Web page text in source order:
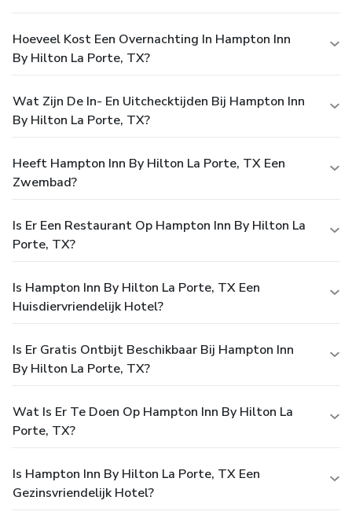
Hoeveel Kost Een Overnachting In Hampton Inn
By Hilton La Porte, TX?
Wat Zijn De In- En Uitchecktijden Bij Hampton Inn
By Hilton La Porte, TX?
Heeft Hampton Inn By Hilton La Porte, TX Een
Zwembad?
Is Er Een Restaurant Op Hampton Inn By Hilton La
Porte, TX?
Is Hampton Inn By Hilton La Porte, TX Een
Huisdiervriendelijk Hotel?
Is Er Gratis Ontbijt Beschikbaar Bij Hampton Inn
By Hilton La Porte, TX?
Wat Is Er Te Doen Op Hampton Inn By Hilton La
Porte, TX?
Is Hampton Inn By Hilton La Porte, TX Een
Gezinsvriendelijk Hotel?